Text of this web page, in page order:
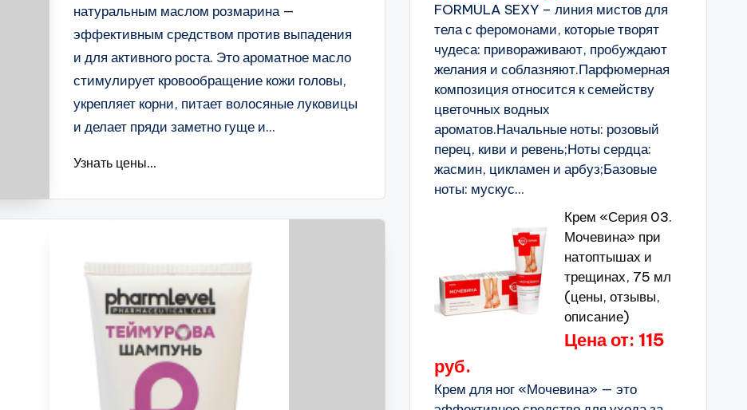
натуральным маслом розмарина —
эффективным средством против выпадения
и для активного роста. Это ароматное масло
стимулирует кровообращение кожи головы,
укрепляет корни, питает волосяные луковицы
и делает пряди заметно гуще и...
Узнать цены...
FORMULA SEXY – линия мистов для
тела с феромонами, которые творят
чудеса: привораживают, пробуждают
желания и соблазняют.Парфюмерная
композиция относится к семейству
цветочных водных
ароматов.Начальные ноты: розовый
перец, киви и ревень;Ноты сердца:
жасмин, цикламен и арбуз;Базовые
ноты: мускус...
Крем «Серия 03.
Мочевина» при
натоптышах и
трещинах, 75 мл
(цены, отзывы,
описание)
Цена от: 115
руб.
Крем для ног «Мочевина» — это